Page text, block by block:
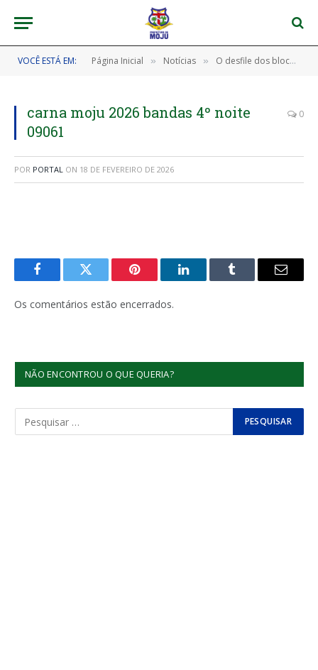
VOCÊ ESTÁ EM: Página Inicial » Notícias » O desfile dos blocos no corredor da folia foi simplesmente incrível em Moju
carna moju 2026 bandas 4º noite
09061
0
POR PORTAL ON 18 DE FEVEREIRO DE 2026
FacebookTwitter Pinterest LinkedInTumblr
E-
Os comentários estão encerrados.
NÃO ENCONTROU O QUE QUERIA?